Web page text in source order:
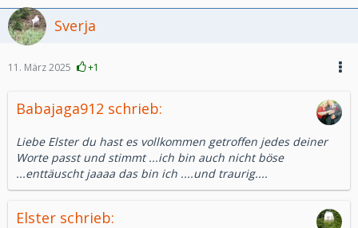
Sverja
11. März 2025 +1
Babajaga912 schrieb:
Liebe Elster du hast es vollkommen getroffen jedes deiner
Worte passt und stimmt ...ich bin auch nicht böse
...enttäuscht jaaaa das bin ich ....und traurig....
Elster schrieb: